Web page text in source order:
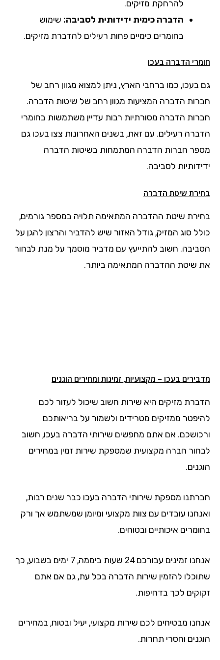
להרחקת מזיקים.
הדברה כימית ידידותית לסביבה: שימוש
בחומרים כימיים פחות רעילים להדברת מזיקים.
חומרי הדברה בעכו
גם בעכו, כמו ברחבי הארץ, ניתן למצוא מגוון רחב של
חברות הדברה המציעות מגוון רחב של שיטות הדברה.
חברות הדברה מסורתיות רבות עדיין משתמשות בחומרי
הדברה רעילים. עם זאת, בשנים האחרונות צצו בעכו גם
מספר חברות הדברה המתמחות בשיטות הדברה
ידידותיות לסביבה.
בחירת שיטת הדברה
בחירת שיטת ההדברה המתאימה תלויה במספר גורמים,
כולל סוג המזיק, גודל האזור שיש להדביר והרצון להגן על
הסביבה. חשוב להתייעץ עם מדביר מוסמך על מנת לבחור
את שיטת ההדברה המתאימה ביותר.
מדבירים בעכו – מקצועיות, זמינות ומחירים הוגנים
הדברת מזיקים היא שירות חשוב שיכול לעזור לכם
להיפטר ממזיקים מטרידים ולשמור על בריאותכם
ורכושכם. אם אתם מחפשים שירותי הדברה בעכו, חשוב
לבחור חברה מקצועית שמספקת שירות זמין במחירים
הוגנים.
חברתנו מספקת שירותי הדברה בעכו כבר שנים רבות,
ואנחנו עובדים עם צוות מקצועי ומיומן שמשתמש אך ורק
בחומרים איכותיים ובטוחים.
אנחנו זמינים עבורכם 24 שעות ביממה, 7 ימים בשבוע, כך
שתוכלו להזמין שירות הדברה בכל עת, גם אם אתם
זקוקים לכך בדחיפות.
אנחנו מבטיחים לכם שירות מקצועי, יעיל ובטוח, במחירים
הוגנים וחסרי תחרות.